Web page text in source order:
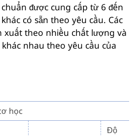
được cung cấp từ 6 đến
có sẵn theo yêu cầu. Các
xuất theo nhiều chất lượng và
nhau theo yêu cầu của
học
Độ